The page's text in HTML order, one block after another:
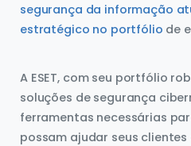
segurança da informação
estratégico no portfólio de
A ESET, com seu portfólio
soluções de segurança
ferramentas necessárias
possam ajudar seus